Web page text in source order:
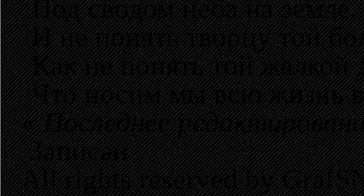
Под сводом неба на земле.
И не понять творцу той
Как не понять той жалкой
Что носим мы всю жизнь
«Последнее
Записан
All rights reserved by